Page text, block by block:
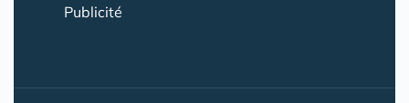
Publicité